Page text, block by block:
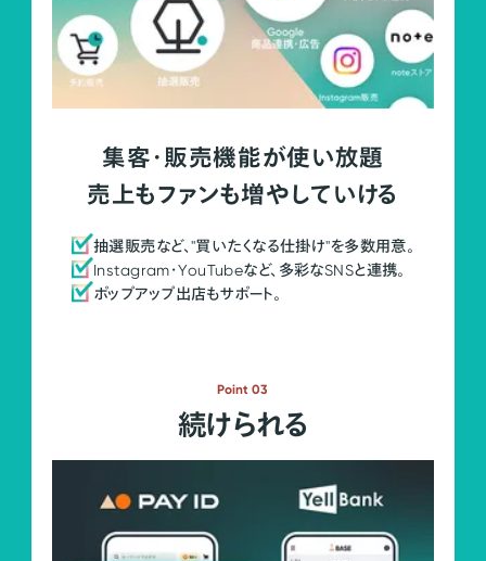
集客・販売機能が使い放題
売上もファンも増やしていける
抽選販売など、"買いたくなる仕掛け"を多数用意。
Instagram・YouTubeなど、多彩なSNSと連携。
ポップアップ出店もサポート。
Point 03
続けられる